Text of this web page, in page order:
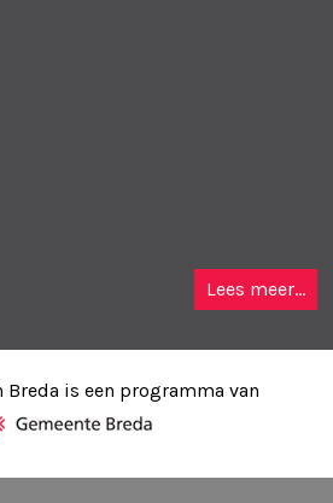
Lees meer...
Breda is een programma van